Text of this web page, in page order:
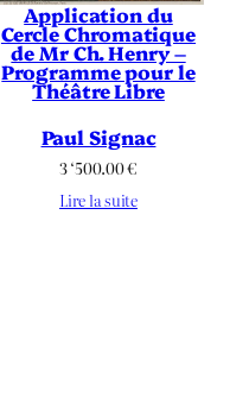
Application du
Cercle Chromatique
de Mr Ch. Henry –
Programme pour le
Théâtre Libre
Paul Signac
3 ‘500.00€
Lire la suite